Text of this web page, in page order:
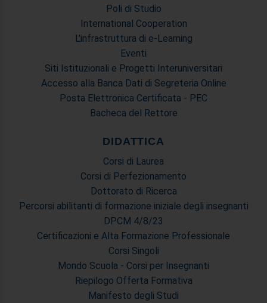
Poli di Studio
International Cooperation
L'infrastruttura di e-Learning
Eventi
Siti Istituzionali e Progetti Interuniversitari
Accesso alla Banca Dati di Segreteria Online
Posta Elettronica Certificata - PEC
Bacheca del Rettore
DIDATTICA
Corsi di Laurea
Corsi di Perfezionamento
Dottorato di Ricerca
Percorsi abilitanti di formazione iniziale degli insegnanti
DPCM 4/8/23
Certificazioni e Alta Formazione Professionale
Corsi Singoli
Mondo Scuola - Corsi per Insegnanti
Riepilogo Offerta Formativa
Manifesto degli Studi